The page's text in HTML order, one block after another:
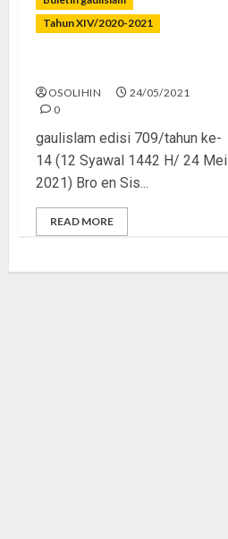
Tahun XIV/2020-2021
OSOLIHIN
24/05/2021
0
gaulislam edisi 709/tahun ke-
14 (12 Syawal 1442 H/ 24 Mei
2021) Bro en Sis...
READ MORE